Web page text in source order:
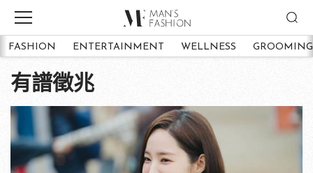
FASHION ENTERTAINMENT WELLNESS GROOMING
有譜徵兆